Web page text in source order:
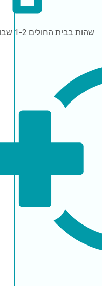
שהות בבית החולים 1-2 שבועות